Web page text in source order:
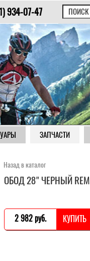
934-07-47
ЗАПЧАСТИ
Назад в каталог
ОБОД 28" ЧЕРНЫЙ
2 982 pуб. КУПИТЬ